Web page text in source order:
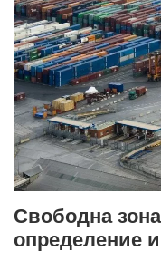
Свободна
определение